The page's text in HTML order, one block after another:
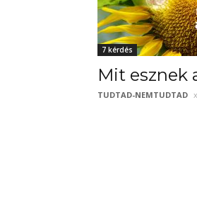
7 kérdés
Mit esznek
TUDTAD-NEMTUDTAD